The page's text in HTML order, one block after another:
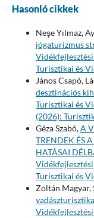
Hasonló cikkek
Neşe Yılmaz,
jógaturizmus
Vidékfejlesztési
Turisztikai és
János Csapó,
desztinációs
Turisztikai és
(2026):
Géza Szabó,A
TRENDEK ÉS
HATÁSAI
Vidékfejlesztési
Turisztikai és
Zoltán Magyar,
Vidékfejlesztési